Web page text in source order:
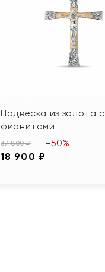
Подвеска из золота с
фианитами
37 800 ₽
18 900 ₽
-50%